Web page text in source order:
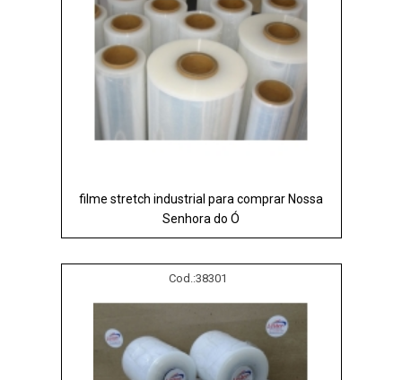
filme stretch industrial para comprar Nossa
Senhora do Ó
Cod.:38301